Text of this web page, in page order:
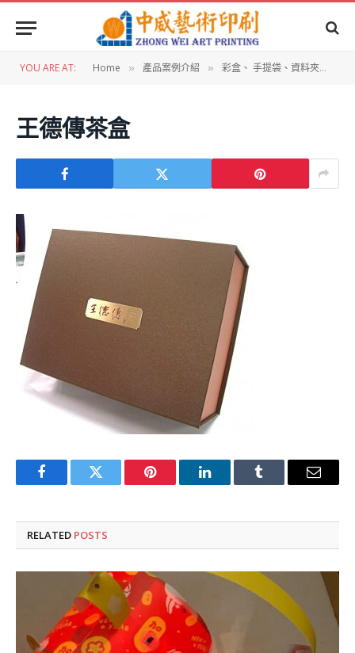
YOU ARE AT: Home » 產品案例介紹 » 彩盒、 手提袋、資料夾設計
王德傳茶盒
FacebookTwitter Pinterest LinkedInTumblr Email
RELATED POSTS